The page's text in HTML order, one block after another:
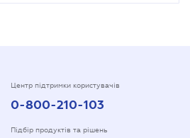
Центр підтримки користувачів
0-800-210-103
Підбір продуктів та рішень